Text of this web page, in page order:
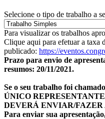
Selecione o tipo de trabalho a
Para visualizar os trabalhos
Clique aqui para efetuar a taxa
publicado: https://
Prazo para envio de
resumos: 20/11/2021.
Se o seu trabalho foi
ÚNICO
DEVERÁ ENVIAR/FAZER
Para enviar sua